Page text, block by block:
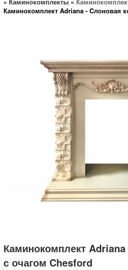
Каминокомплект Adriana - Cлоновая
Каминокомплект
с очагом Chesford